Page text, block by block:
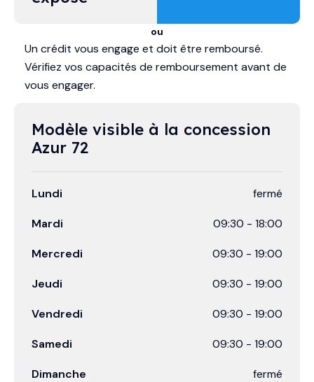
ou
Un crédit vous engage et doit être remboursé.
Vérifiez vos capacités de remboursement avant de
vous engager.
Modèle visible à la concession
Azur 72
Lundi fermé
Mardi 09:30 - 18:00
Mercredi 09:30 - 19:00
Jeudi 09:30 - 19:00
Vendredi 09:30 - 19:00
Samedi 09:30 - 19:00
Dimanche fermé